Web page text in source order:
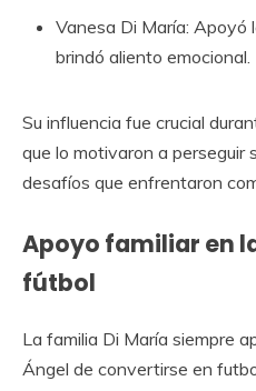
Vanesa Di María: Apoyó
brindó aliento emocional.
Su influencia fue crucial
que lo motivaron a perseguir
desafíos que enfrentaron
Apoyo familiar en
fútbol
La familia Di María siempre
Ángel de convertirse en